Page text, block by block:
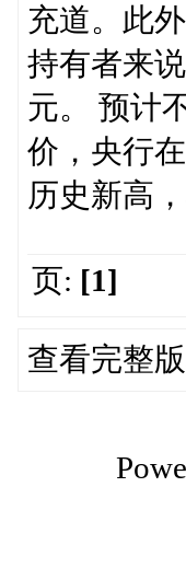
充道。此
持有者来
元。 预计
价，央行
历史新高
页: [1]
查看完整